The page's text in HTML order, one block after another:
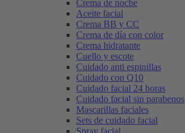
Crema de noche
Aceite facial
Crema BB y CC
Crema de día con color
Crema hidratante
Cuello y escote
Cuidado anti espinillas
Cuidado con Q10
Cuidado facial 24 horas
Cuidado facial sin parabenos
Mascarillas faciales
Sets de cuidado facial
Spray facial